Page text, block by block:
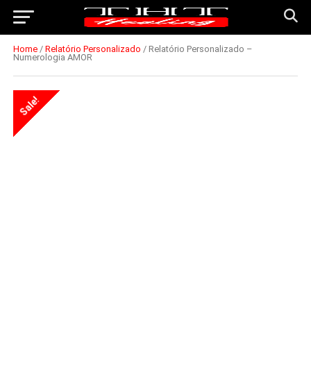
Home/ Relatório Personalizado / Relatório Personalizado –
Numerologia AMOR
Sale!